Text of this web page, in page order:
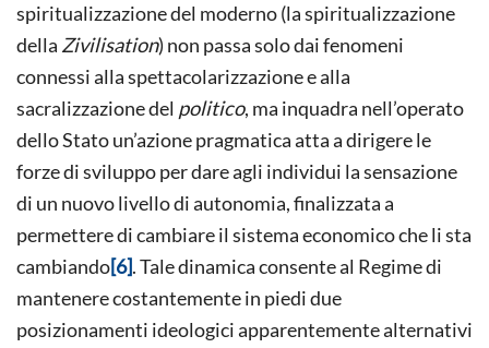
spiritualizzazione del moderno (la spiritualizzazione
della Zivilisation) non passa solo dai fenomeni
connessi alla spettacolarizzazione e alla
sacralizzazione del politico, ma inquadra nell’operato
dello Stato un’azione pragmatica atta a dirigere le
forze di sviluppo per dare agli individui la sensazione
di un nuovo livello di autonomia, finalizzata a
permettere di cambiare il sistema economico che li sta
cambiando[6]. Tale dinamica consente al Regime di
mantenere costantemente in piedi due
posizionamenti ideologici apparentemente alternativi